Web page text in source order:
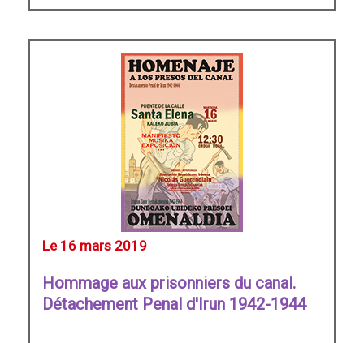
Le 16 mars 2019
Hommage aux prisonniers du canal.
Détachement Penal d'Irun 1942-1944